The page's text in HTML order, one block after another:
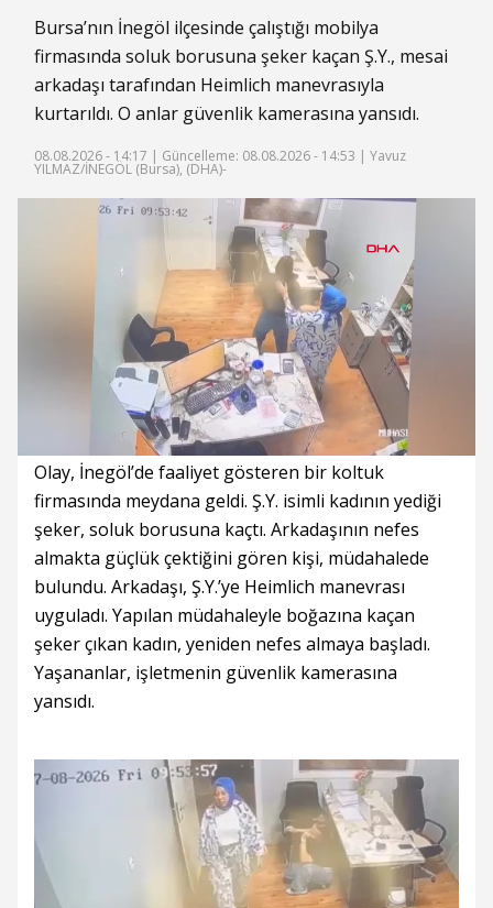
Bursa’nın İnegöl ilçesinde çalıştığı mobilya
firmasında soluk borusuna şeker kaçan Ş.Y., mesai
arkadaşı tarafından Heimlich manevrasıyla
kurtarıldı. O anlar güvenlik kamerasına yansıdı.
08.08.2026 - 14:17 | Güncelleme: 08.08.2026 - 14:53 | Yavuz
YILMAZ/İNEGÖL (Bursa), (DHA)-
Süre
/
Toplam
Süre Yüklendi
0%
Yükleniyor
0%
Olay, İnegöl’de faaliyet gösteren bir koltuk
firmasında meydana geldi. Ş.Y. isimli kadının yediği
şeker, soluk borusuna kaçtı. Arkadaşının nefes
almakta güçlük çektiğini gören kişi, müdahalede
bulundu. Arkadaşı, Ş.Y.’ye Heimlich manevrası
uyguladı. Yapılan müdahaleyle boğazına kaçan
şeker çıkan kadın, yeniden nefes almaya başladı.
Yaşananlar, işletmenin güvenlik kamerasına
yansıdı.